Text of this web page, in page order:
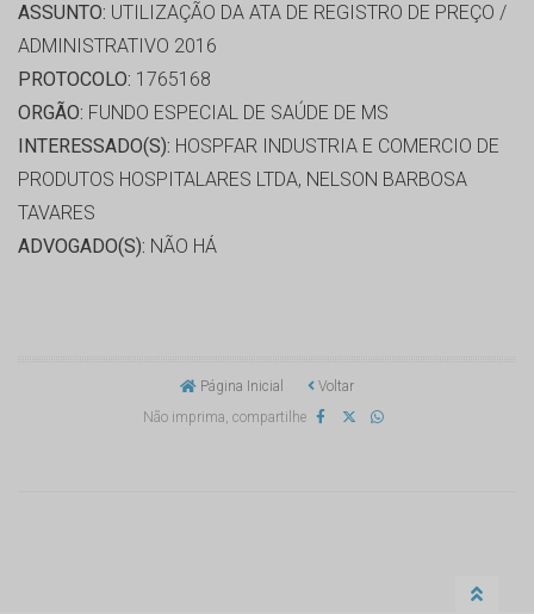
ASSUNTO: UTILIZAÇÃO DA ATA DE REGISTRO DE PREÇO /
ADMINISTRATIVO 2016
PROTOCOLO: 1765168
ORGÃO: FUNDO ESPECIAL DE SAÚDE DE MS
INTERESSADO(S): HOSPFAR INDUSTRIA E COMERCIO DE
PRODUTOS HOSPITALARES LTDA, NELSON BARBOSA
TAVARES
ADVOGADO(S): NÃO HÁ
Página Inicial
Voltar
Não imprima, compartilhe